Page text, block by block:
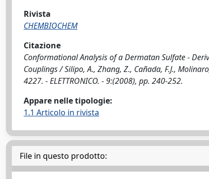
Rivista
CHEMBIOCHEM
Citazione
Conformational Analysis of a Dermatan Sulfate -
Couplings / Silipo, A., Zhang, Z., Cañada, F.J.,
4227. - ELETTRONICO. - 9:(2008), pp. 240-252.
Appare nelle tipologie:
1.1 Articolo in rivista
File in questo prodotto: